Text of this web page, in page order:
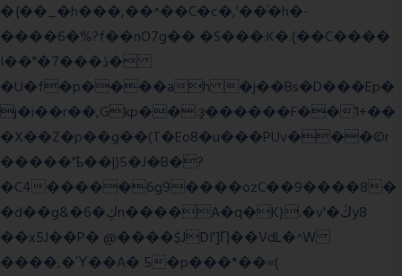
�{��_�h���,��^��C�c�,'��ͦ�h�-
����6�%?f��nO7 g�� �S���:K�.(��C����
I��"�7 ���ڎ�
�U�f�p����ah �j��Bs�D���Ep�
j�i��r��,Gkp��.ҙ������F��1+��
�X��Z�p��g��(T�Eo8�u���PUv���©r
�����"ҍ��|)5�J�B�?
�C4�����6g9����ozC��9����8�
�d��g&�6�ڮn����A�q�K}.�v'�ڭy8
��x5J��P� @����$JDI']Ƞ��VdL�^W
����,�Ύ��A� 5�p���*��=(